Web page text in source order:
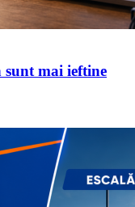
sunt mai ieftine